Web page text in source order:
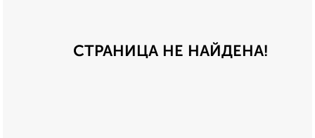
СТРАНИЦА НЕ НАЙДЕНА!